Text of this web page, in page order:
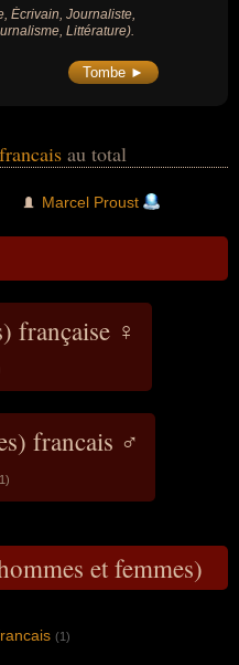
Écrivain, Journaliste,
Littérature).
Tombe ►
au total
Marcel Proust
française ♀
francais ♂
et femmes)
(1)